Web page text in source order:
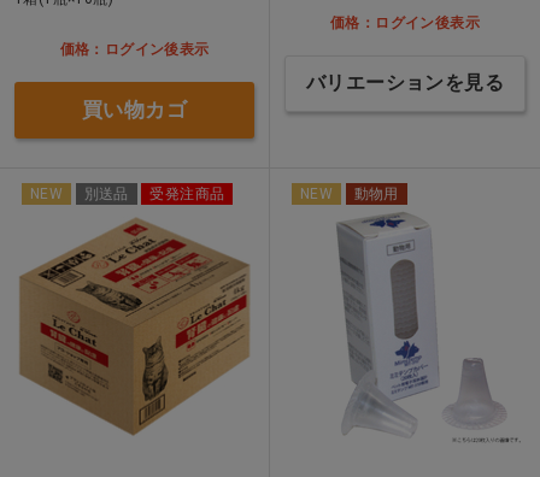
価格：ログイン後表示
買い物カゴ
価格：ログイン後表示
バリエーションを見る
NEW 別送品 受発注商品 NEW 動物用